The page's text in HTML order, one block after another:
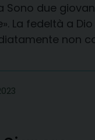
Sono due
La fedeltà a
non